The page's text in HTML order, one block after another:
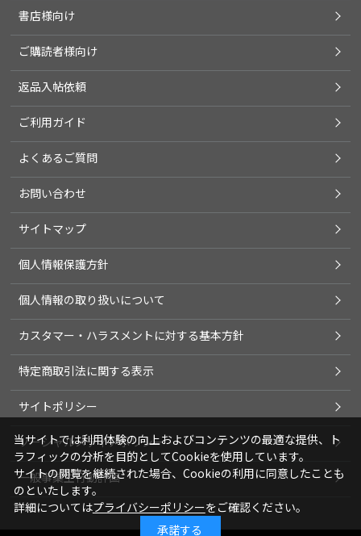
書店様向け
ご購読者様向け
返品入帖依頼
ご利用ガイド
よくあるご質問
お問い合わせ
サイトマップ
個人情報保護方針
個人情報の取り扱いについて
カスタマー・ハラスメントに対する基本方針
特定商取引法に関する表示
サイトポリシー
ソーシャルメディアポリシー
一般事業主行動計画
当サイトでは利用体験の向上およびコンテンツの最適な提供、ト
ラフィックの分析を目的としてCookieを使用しています。
サイトの閲覧を継続された場合、Cookieの利用に同意したことも
のといたします。
詳細についてはプライバシーポリシーをご確認ください。
承諾する